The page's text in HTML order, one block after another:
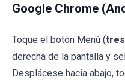
Google Chrome
Toque el botón Menú (
derecha de la pantalla y
Desplácese hacia abajo,